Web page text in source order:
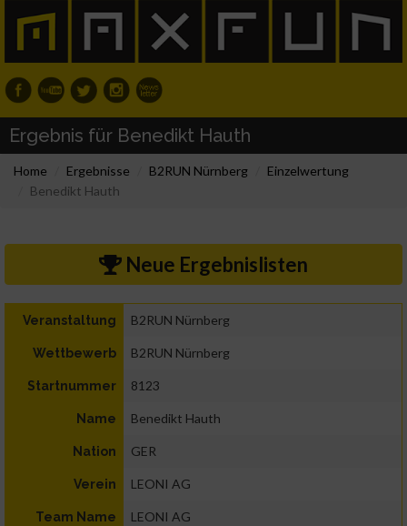
Ergebnis für Benedikt Hauth
Home Ergebnisse B2RUN Nürnberg
Einzelwertung
Benedikt Hauth
Neue Ergebnislisten
Veranstaltung B2RUN Nürnberg
Wettbewerb B2RUN Nürnberg
Startnummer 8123
Name Benedikt Hauth
Nation GER
Verein LEONI AG
Team Name LEONI AG